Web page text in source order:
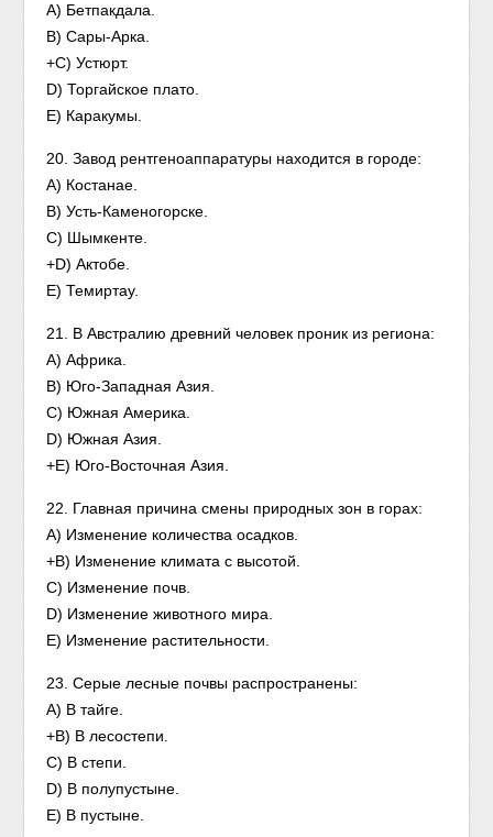
A) Бетпакдала.
B) Сары-Арка.
+C) Устюрт.
D) Торгайское плато.
E) Каракумы.
20. Завод рентгеноаппаратуры находится в городе:
A) Костанае.
B) Усть-Каменогорске.
C) Шымкенте.
+D) Актобе.
Е) Темиртау.
21. В Австралию древний человек проник из региона:
A) Африка.
B) Юго-Западная Азия.
C) Южная Америка.
D) Южная Азия.
+Е) Юго-Восточная Азия.
22. Главная причина смены природных зон в горах:
А) Изменение количества осадков.
+B) Изменение климата с высотой.
C) Изменение почв.
D) Изменение животного мира.
E) Изменение растительности.
23. Серые лесные почвы распространены:
А) В тайге.
+B) В лесостепи.
C) В степи.
D) В полупустыне.
E) В пустыне.